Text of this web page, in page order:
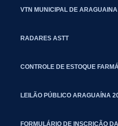
VTN MUNICIPAL DE ARAGUAINA
RADARES ASTT
CONTROLE DE ESTOQUE
LEILÃO PÚBLICO ARAGUAÍNA
FORMULÁRIO DE INSCRIÇÃO